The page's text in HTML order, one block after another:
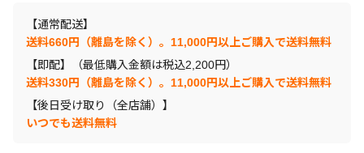
【通常配送】
送料660円（離島を除く）。11,000円以上ご購入で送料無料
【即配】（最低購入金額は税込2,200円）
送料330円（離島を除く）。11,000円以上ご購入で送料無料
【後日受け取り（全店舗）】
いつでも送料無料